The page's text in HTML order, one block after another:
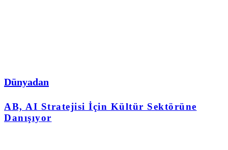
Dünyadan
AB, AI Stratejisi İçin Kültür Sektörüne
Danışıyor